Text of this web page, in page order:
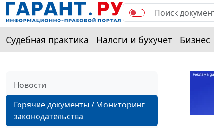
Судебная практика Налоги и бухучет Бизнес
Новости
Горячие документы / Мониторинг
законодательства